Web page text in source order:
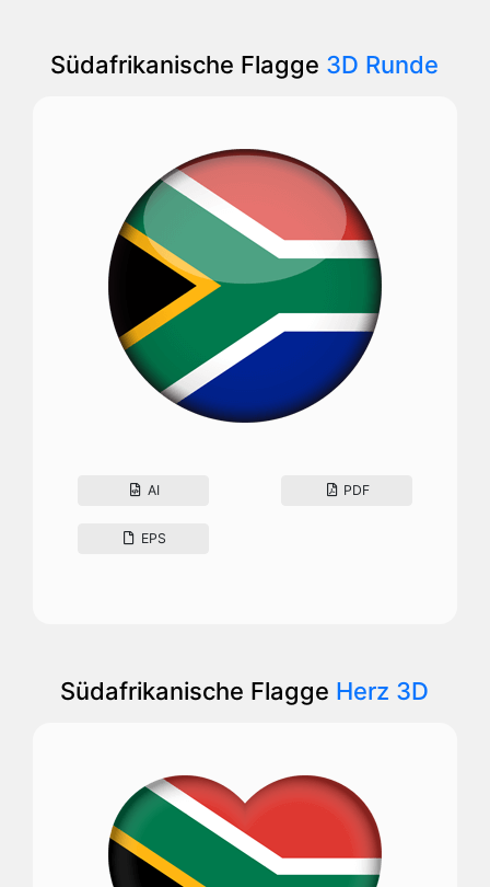
Südafrikanische Flagge 3D Runde
AI PDF
EPS
Südafrikanische Flagge Herz 3D